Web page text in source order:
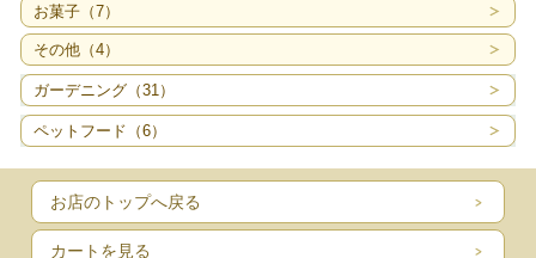
お菓子（7）
その他（4）
ガーデニング（31）
ペットフード（6）
お店のトップへ戻る
カートを見る